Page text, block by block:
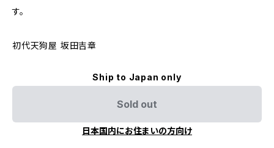
す。
初代天狗屋 坂田吉章
Ship to Japan only
Sold out
日本国内にお住まいの方向け